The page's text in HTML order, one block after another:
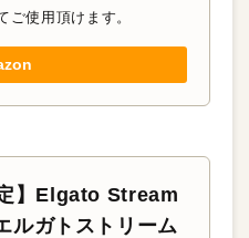
ご使用頂けます。
】Elgato Stream
ガトストリーム